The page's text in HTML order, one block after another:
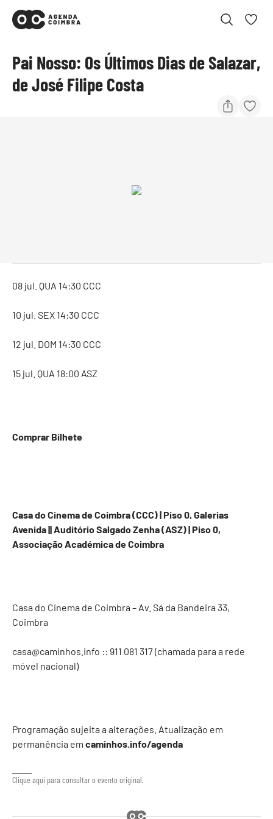
Pai Nosso: Os Últimos Dias de Salazar,
de José Filipe Costa
08 jul. QUA 14:30 CCC
10 jul. SEX 14:30 CCC
12 jul. DOM 14:30 CCC
15 jul. QUA 18:00 ASZ
Comprar Bilhete
Casa do Cinema de Coimbra (CCC) | Piso 0, Galerias
Avenida || Auditório Salgado Zenha (ASZ) | Piso 0,
Associação Académica de Coimbra
Casa do Cinema de Coimbra – Av. Sá da Bandeira 33,
Coimbra
casa@caminhos.info :: 911 081 317‬ (chamada para a rede
móvel nacional)
Programação sujeita a alterações. Atualização em
permanência em caminhos.info/agenda
Clique aqui para consultar o evento original.